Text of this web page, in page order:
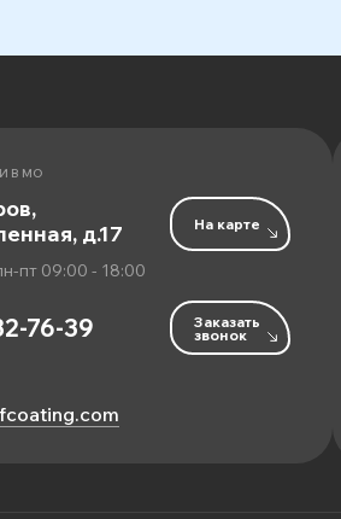
В МО
д.17
пт 09:00 - 18:00
На карте
76-39 Заказать
звонок